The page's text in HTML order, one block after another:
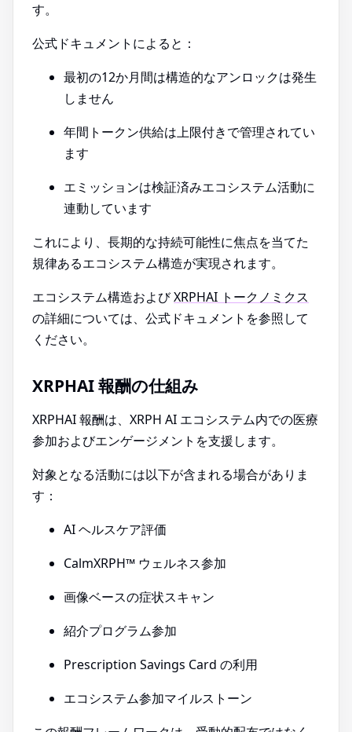
す。
公式ドキュメントによると：
最初の12か月間は構造的なアンロックは発生
しません
年間トークン供給は上限付きで管理されてい
ます
エミッションは検証済みエコシステム活動に
連動しています
これにより、長期的な持続可能性に焦点を当てた
規律あるエコシステム構造が実現されます。
エコシステム構造およびXRPHAI トークノミクス
の詳細については、公式ドキュメントを参照して
ください。
XRPHAI 報酬の仕組み
XRPHAI 報酬は、XRPH AI エコシステム内での医療
参加およびエンゲージメントを支援します。
対象となる活動には以下が含まれる場合がありま
す：
AI ヘルスケア評価
CalmXRPH™ ウェルネス参加
画像ベースの症状スキャン
紹介プログラム参加
Prescription Savings Card の利用
エコシステム参加マイルストーン